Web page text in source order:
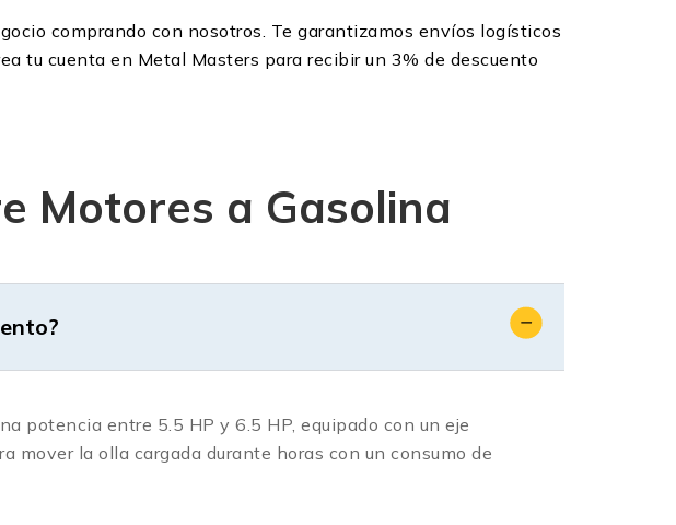
comprando con nosotros. Te garantizamos envíos logísticos
tu cuenta en Metal Masters para recibir un 3% de descuento
Motores a Gasolina
potencia entre 5.5 HP y 6.5 HP, equipado con un eje
mover la olla cargada durante horas con un consumo de